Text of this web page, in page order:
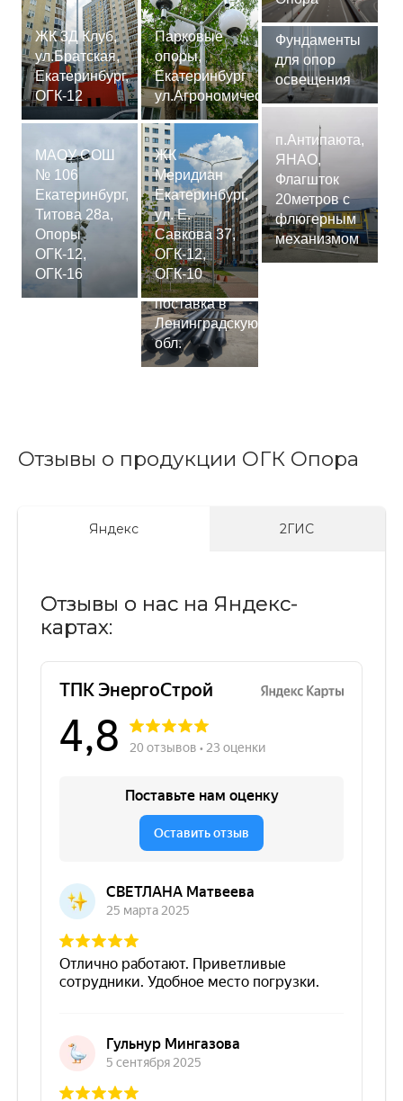
ЖК 3Д Клуб,
ул.Братская,
Екатеринбург,
ОГК-12
МАОУ СОШ
№ 106
Екатеринбург,
Титова 28а,
Опоры
ОГК-12,
ОГК-16
Парковые
опоры,
Екатеринбург
ул.Агрономическая
ЖК
Меридиан
Екатеринбург,
ул. Е.
Савкова 37,
ОГК-12,
ОГК-10
Сваи
СМ-7,75м,
поставка в
Ленинградскую
обл.
Фундаменты
для опор
освещения
п.Антипаюта,
ЯНАО,
Флагшток
20метров с
флюгерным
механизмом
Отзывы о продукции ОГК Опора
Яндекс 2ГИС
Отзывы о нас на Яндекс-
картах: